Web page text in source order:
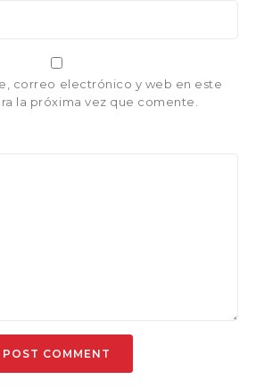
correo electrónico y web en este
la próxima vez que comente.